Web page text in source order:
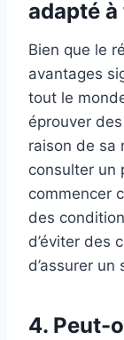
adapté
Bien que le
avantages
tout le
éprouver
raison de sa
consulter un
commencer
des
d’éviter des
d’assurer
4. Peut-